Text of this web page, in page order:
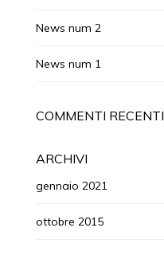
News num 2
News num 1
COMMENTI RECENTI
ARCHIVI
gennaio 2021
ottobre 2015